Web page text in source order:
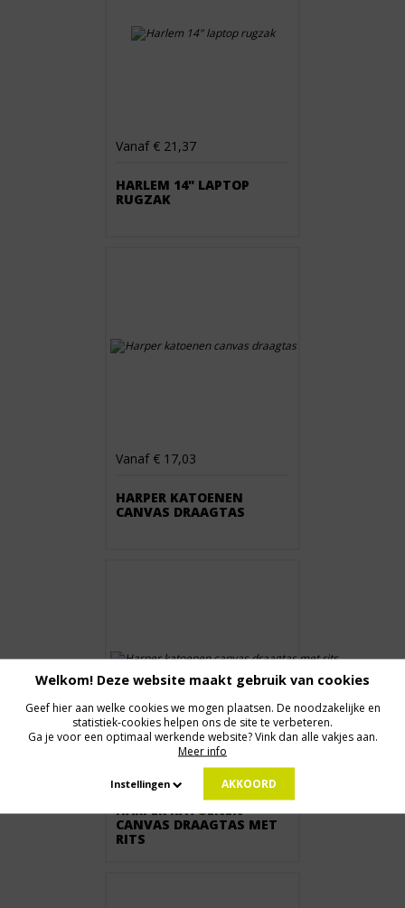
Vanaf € 21,37
HARLEM 14" LAPTOP
RUGZAK
Vanaf € 17,03
HARPER KATOENEN
CANVAS DRAAGTAS
HARPER KATOENEN
CANVAS DRAAGTAS MET
RITS
Welkom! Deze website maakt gebruik van cookies
Geef hier aan welke cookies we mogen plaatsen. De noodzakelijke en
statistiek-cookies helpen ons de site te verbeteren.
Ga je voor een optimaal werkende website? Vink dan alle vakjes aan.
Meer info
Instellingen AKKOORD